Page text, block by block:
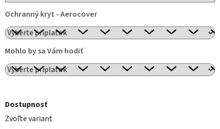
Ochranný kryt - Aerocover
Mohlo by sa Vám hodiť
Dostupnosť
Zvoľte variant